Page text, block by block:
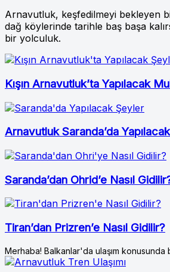
Arnavutluk, keşfedilmeyi bekleyen
dağ köylerinde tarihle baş başa
bir yolculuk.
Kışın Arnavutluk’ta Yapılacak
Arnavutluk Saranda’da
Saranda’dan Ohrid’e Nasıl
Tiran’dan Prizren’e Nasıl Gidilir?
Merhaba! Balkanlar'da ulaşım